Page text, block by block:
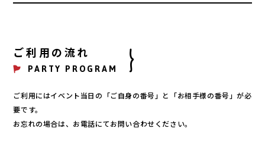
ご利用の流れ
PARTY PROGRAM
ご利用にはイベント当日の「ご自身の番号」と「お相手様の番号」が必
要です。
お忘れの場合は、お電話にてお問い合わせください。